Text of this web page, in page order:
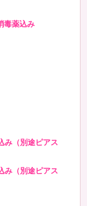
毒薬込み
み（別途ピアス
み（別途ピアス